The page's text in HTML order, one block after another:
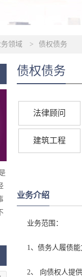
务领域 > 债权债务
债权债务
法律顾问
建筑工程
业务介绍
业务范围：
1、债务人履债
2、 向债权人提